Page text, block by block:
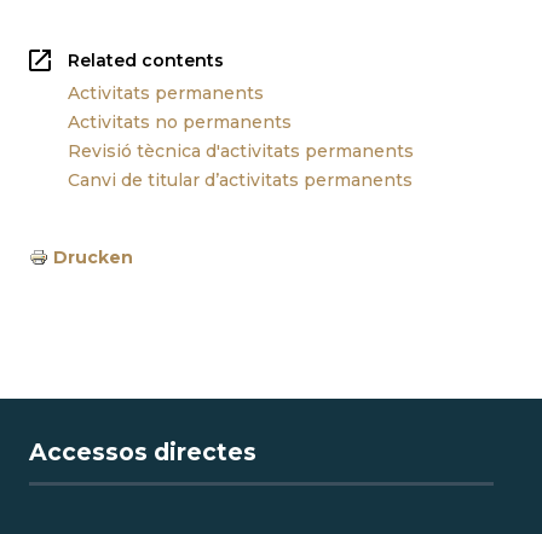
Related contents
Activitats permanents
Activitats no permanents
Revisió tècnica d'activitats permanents
Canvi de titular d’activitats permanents
Drucken
Accessos directes